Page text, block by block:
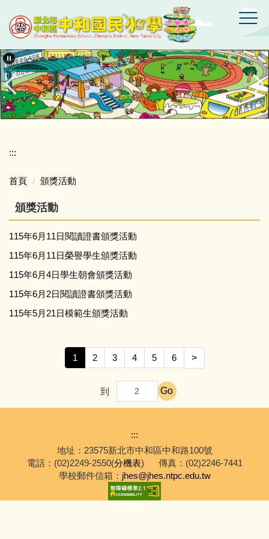
到
主
要
內
容
區
新
北
市
中
和
區
國
小
學
:::
首頁 頒獎活動
頒獎活動
115年6月11日閱讀證書頒獎活動
115年6月11日榮譽學生頒獎活動
115年6月4日學生朝會頒獎活動
115年6月2日閱讀證書頒獎活動
115年5月21日模範生頒獎活動
1 2 3 4 5 6 >
到 Go
:::
地址：23575新北市中和區中和路100號
電話：(02)2249-2550(分機表)
傳真：(02)2246-7441
學校郵件信箱： jhes@jhes.ntpc.edu.tw